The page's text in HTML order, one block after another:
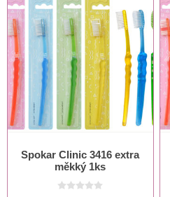
Spokar Clinic 3416 extra
měkký 1ks